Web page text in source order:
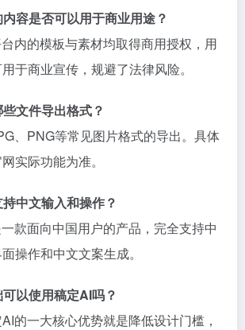
容是否可以用于商业用途？
内的模板与素材均取得商用授权，用
于商业宣传，规避了法律风险。
文件导出格式？
、PNG等常见图片格式的导出。具体
实际功能为准。
中文输入和操作？
款面向中国用户的产品，完全支持中
操作和中文文案生成。
以使用稿定AI吗？
的一大核心优势就是降低设计门槛，